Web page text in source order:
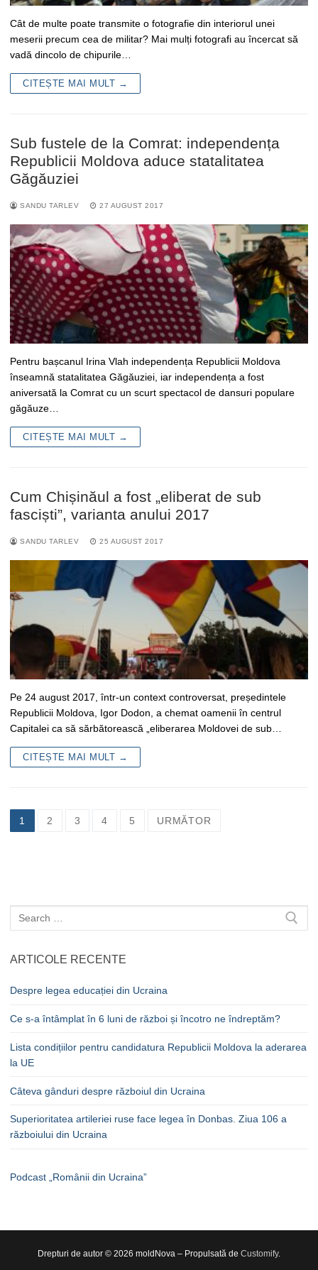
Cât de multe poate transmite o fotografie din interiorul unei
meserii precum cea de militar? Mai mulți fotografi au încercat să
vadă dincolo de chipurile…
CITEȘTE MAI MULT →
Sub fustele de la Comrat: independența
Republicii Moldova aduce statalitatea
Găgăuziei
SANDU TARLEV 27 AUGUST 2017
Pentru bașcanul Irina Vlah independența Republicii Moldova
înseamnă statalitatea Găgăuziei, iar independența a fost
aniversată la Comrat cu un scurt spectacol de dansuri populare
găgăuze…
CITEȘTE MAI MULT →
Cum Chișinăul a fost „eliberat de sub
fasciști”, varianta anului 2017
SANDU TARLEV 25 AUGUST 2017
Pe 24 august 2017, într-un context controversat, președintele
Republicii Moldova, Igor Dodon, a chemat oamenii în centrul
Capitalei ca să sărbătorească „eliberarea Moldovei de sub…
CITEȘTE MAI MULT →
Navigare
în
1 2 3 4 5 URMĂTOR
Caută
după:
ARTICOLE RECENTE
Despre legea educației din Ucraina
Ce s-a întâmplat în 6 luni de război și încotro ne îndreptăm?
Lista condițiilor pentru candidatura Republicii Moldova la aderarea
la UE
Câteva gânduri despre războiul din Ucraina
Superioritatea artileriei ruse face legea în Donbas. Ziua 106 a
războiului din Ucraina
Podcast „Românii din Ucraina”
Drepturi de autor © 2026 moldNova – Propulsată de Customify.